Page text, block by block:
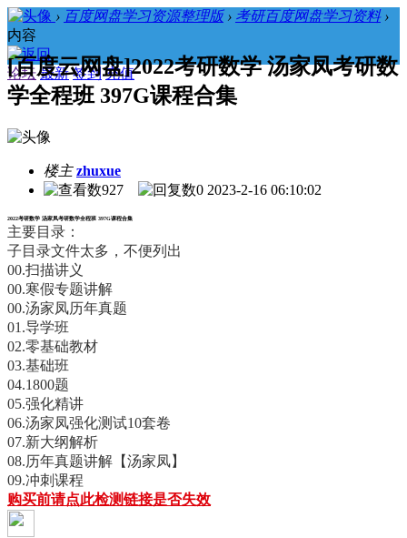
› 百度网盘学习资源整理版 › 考研百度网盘学习资料 ›
内容
论坛 最新 签到 充值
[百度云网盘]2022考研数学 汤家凤考研数
学全程班 397G课程合集
楼主 zhuxue
927
0 2023-2-16 06:10:02
2022考研数学 汤家凤考研数学全程班 397G课程合集
主要目录：
子目录文件太多，不便列出
00.扫描讲义
00.寒假专题讲解
00.汤家凤历年真题
01.导学班
02.零基础教材
03.基础班
04.1800题
05.强化精讲
06.汤家凤强化测试10套卷
07.新大纲解析
08.历年真题讲解【汤家凤】
09.冲刺课程
购买前请点此检测链接是否失效